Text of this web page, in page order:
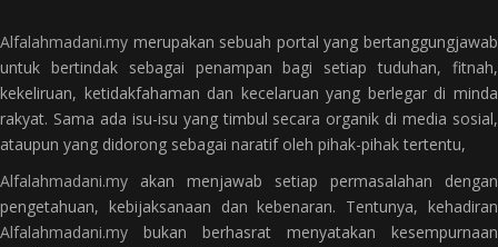
Alfalahmadani.my merupakan sebuah portal yang bertanggungjawab
untuk bertindak sebagai penampan bagi setiap tuduhan, fitnah,
kekeliruan, ketidakfahaman dan kecelaruan yang berlegar di minda
rakyat. Sama ada isu-isu yang timbul secara organik di media sosial,
ataupun yang didorong sebagai naratif oleh pihak-pihak tertentu,
Alfalahmadani.my akan menjawab setiap permasalahan dengan
pengetahuan, kebijaksanaan dan kebenaran. Tentunya, kehadiran
Alfalahmadani.my bukan berhasrat menyatakan kesempurnaan